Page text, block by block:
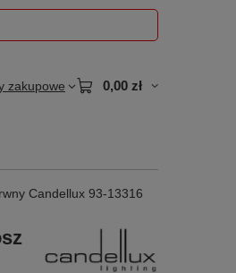
zakupowe 0,00 zł
Candellux 93-13316